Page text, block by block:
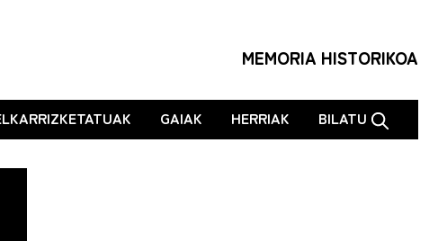
MEMORIA HISTORIKOA
GAIAK HERRIAK BILATU